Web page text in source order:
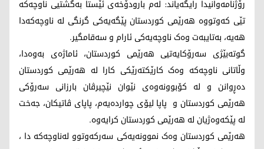
رۆژنامەوانیدا رایگەیاند: لەم بارودۆخەی ئێستا بەگشتیی ناوچەکە
تێی کەوتووە هەرێمی کوردستان پێگەیەکی گرنگی لە ناوچەکەدا
هەیە، بەتایبەت وەک ناوچەیەکی ئارام و سەقامگیر.
گوتەبێژی سەرۆکایەتیی هەرێمی کوردستان، ئاماژەی بەوەدا،
وڵاتانی ناوچەکە وەک کارێکتەرێکی کارا لە هەرێمی کوردستان
دەڕوانن و لە کۆبوونەوەی نێوان نێچیرڤان بارزانی سەرۆکی
هەرێمی کوردستان و پاپا لیۆی چواردەیەم، پاپای ڤاتیکان، جەخت
لە پێکەوەژیان لە هەرێمی کوردستان کرایەوە.
هەرێمی کوردستان وەک نموونەیەکی سەرکەوتوو لەناوچەکە دا ،